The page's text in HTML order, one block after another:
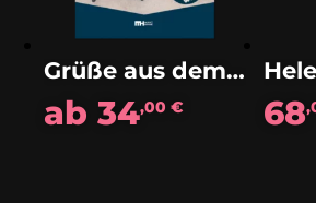
Grüße aus dem Mangfalltal (Polka)
ab34,00€ 68